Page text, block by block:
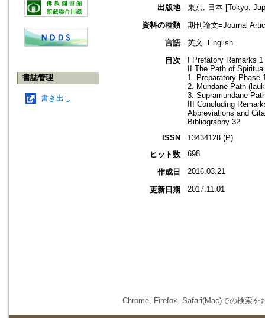
書誌管理
書き出し
出版地
東京, 日本 [Tokyo,
資料の種類
期刊論文=Journal
言語
英文=English
目次
I Prefatory Remarks 1
II The Path of
1. Preparatory Phase
2. Mundane Path
3. Supramundane
III Concluding
Abbreviations and
Bibliography 32
ISSN
13434128 (P)
ヒット数
698
作成日 2016.03.21
更新日期 2017.11.01
Chrome, Firefox, Safari(Mac)での検索を